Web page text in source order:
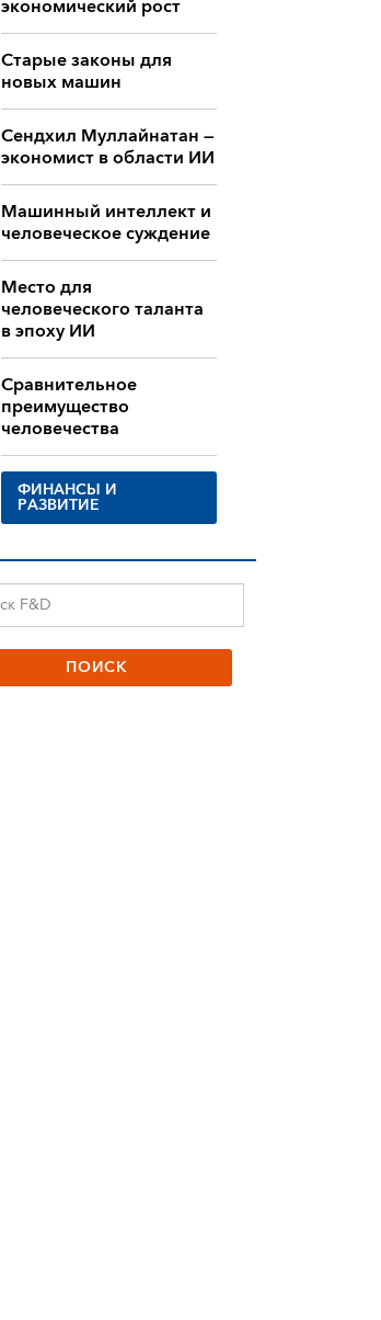
экономический рост
Старые законы для
новых машин
Сендхил Муллайнатан —
экономист в области ИИ
Машинный интеллект и
человеческое суждение
Место для
человеческого таланта
в эпоху ИИ
Сравнительное
преимущество
человечества
ФИНАНСЫ И
РАЗВИТИЕ